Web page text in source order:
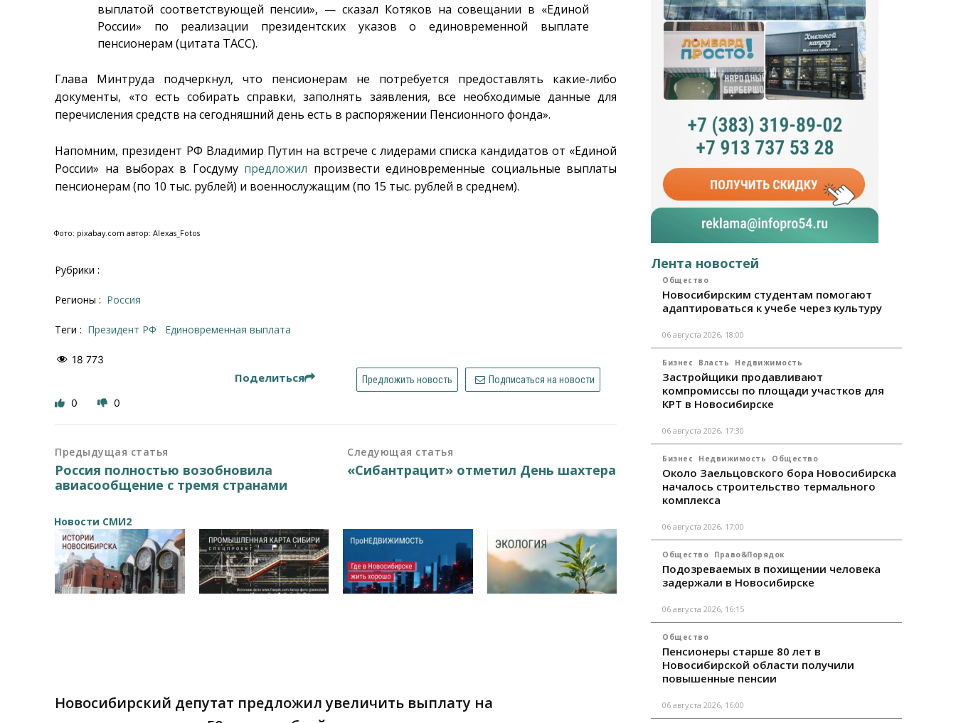
выплатой соответствующей пенсии», — сказал Котяков на совещании в «Единой
России» по реализации президентских указов о единовременной выплате
пенсионерам (цитата ТАСС).
Глава Минтруда подчеркнул, что пенсионерам не потребуется предоставлять какие-либо
документы, «то есть собирать справки, заполнять заявления, все необходимые данные для
перечисления средств на сегодняшний день есть в распоряжении Пенсионного фонда».
Напомним, президент РФ Владимир Путин на встрече с лидерами списка кандидатов от «Единой
России» на выборах в Госдуму предложил произвести единовременные социальные выплаты
пенсионерам (по 10 тыс. рублей) и военнослужащим (по 15 тыс. рублей в среднем).
Фото: pixabay.com автор: Alexas_Fotos
Рубрики :
Регионы : Россия
Теги : президент РФ единовременная выплата
18 773
Поделиться Предложить новость Подписаться на новости
0 0
Предыдущая статья
Россия полностью возобновила
авиасообщение с тремя странами
Следующая статья
«Сибантрацит» отметил День шахтера
Новости СМИ2
Новосибирский депутат предложил увеличить выплату на
Лента новостей
Общество
Новосибирским студентам помогают
адаптироваться к учебе через культуру
06 августа 2026, 18:00
Бизнес Власть Недвижимость
Застройщики продавливают
компромиссы по площади участков для
КРТ в Новосибирске
06 августа 2026, 17:30
Бизнес Недвижимость Общество
Около Заельцовского бора Новосибирска
началось строительство термального
комплекса
06 августа 2026, 17:00
Общество Право&Порядок
Подозреваемых в похищении человека
задержали в Новосибирске
06 августа 2026, 16:15
Общество
Пенсионеры старше 80 лет в
Новосибирской области получили
повышенные пенсии
06 августа 2026, 16:00